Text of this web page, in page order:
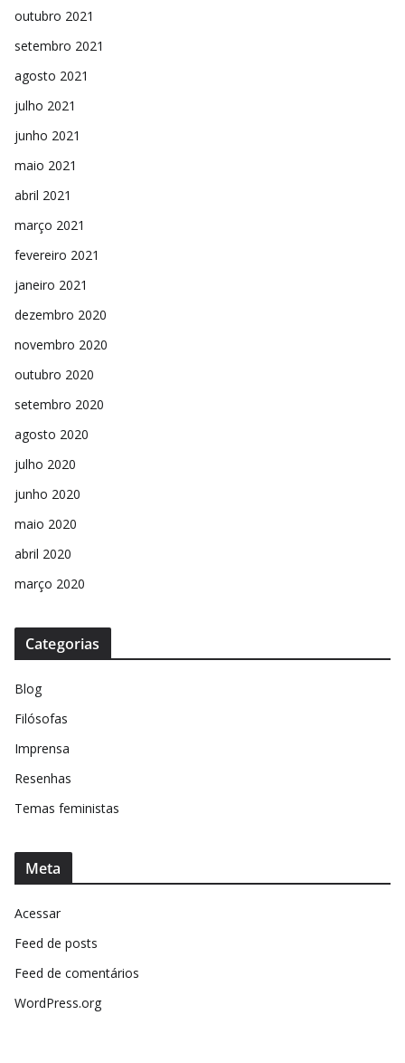
outubro 2021
setembro 2021
agosto 2021
julho 2021
junho 2021
maio 2021
abril 2021
março 2021
fevereiro 2021
janeiro 2021
dezembro 2020
novembro 2020
outubro 2020
setembro 2020
agosto 2020
julho 2020
junho 2020
maio 2020
abril 2020
março 2020
Categorias
Blog
Filósofas
Imprensa
Resenhas
Temas feministas
Meta
Acessar
Feed de posts
Feed de comentários
WordPress.org